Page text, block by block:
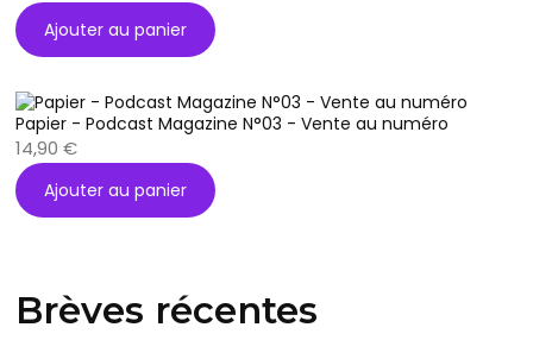
Ajouter au panier
Papier - Podcast Magazine N°03 - Vente au numéro
14,90€
Ajouter au panier
Brèves récentes